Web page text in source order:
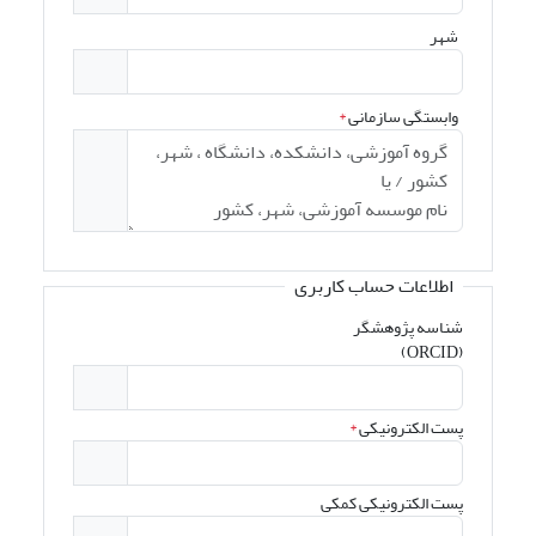
شهر
وابستگی سازمانی*
اطلاعات حساب کاربری
شناسه پژوهشگر
(ORCID)
پست الکترونیکی*
پست الکترونیکی کمکی